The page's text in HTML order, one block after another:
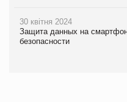
30 квітня 2024
Защита данных на
безопасности